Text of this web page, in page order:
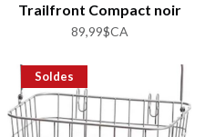
Trailfront Compact noir
89,99$CA
Soldes